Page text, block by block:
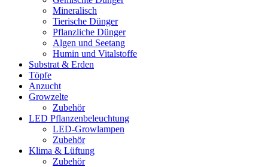
Mineralisch
Tierische Dünger
Pflanzliche Dünger
Algen und Seetang
Humin und Vitalstoffe
Substrat & Erden
Töpfe
Anzucht
Growzelte
Zubehör
LED Pflanzenbeleuchtung
LED-Growlampen
Zubehör
Klima & Lüftung
Zubehör